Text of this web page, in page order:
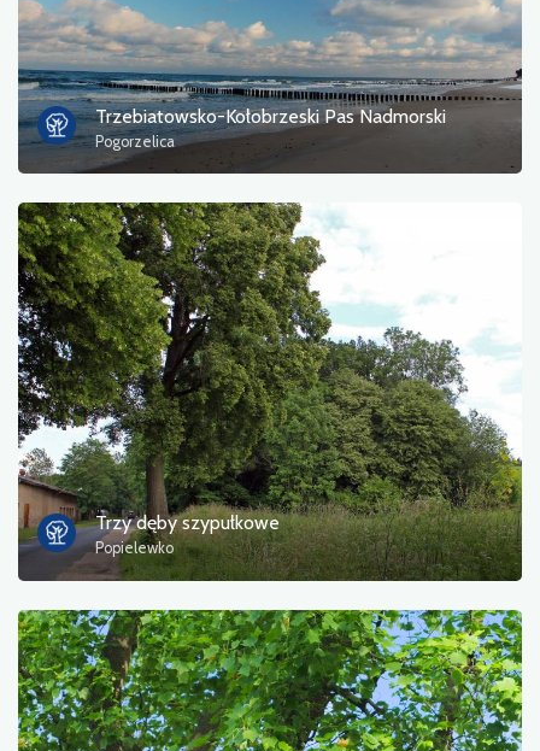
Trzebiatowsko-Kołobrzeski Pas Nadmorski
Pogorzelica
Trzy dęby szypułkowe
Popielewko